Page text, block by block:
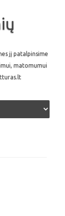
jį patalpinsime
matomumui